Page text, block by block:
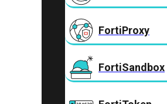
FortiProxy
FortiSandbox